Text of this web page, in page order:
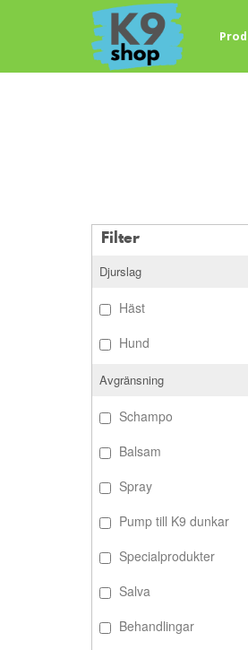
Filter
Djurslag
Häst
Hund
Avgränsning
Schampo
Balsam
Spray
Pump till K9 dunkar
Specialprodukter
Salva
Behandlingar